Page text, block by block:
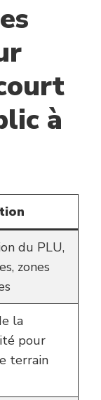
à
du PLU,
zones
la
pour
terrain